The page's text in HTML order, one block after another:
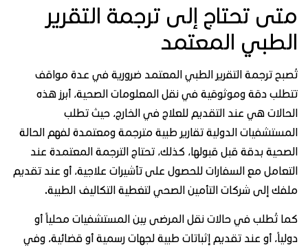
تحتاج إلى ترجمة التقرير
المعتمد
ترجمة التقرير الطبي المعتمد ضرورية في عدة مواقف
دقة وموثوقية في نقل المعلومات الصحية، أبرز هذه
هي عند التقديم للعلاج في الخارج، حيث تطلب
الدولية تقارير طبية مترجمة ومعتمدة لفهم الحالة
بدقة قبل قبولها، كذلك، تحتاج الترجمة المعتمدة عند
مع السفارات للحصول على تأشيرات علاجية، أو عند تقديم
إلى شركات التأمين الصحي لتغطية التكاليف الطبية.
تُطلب في حالات نقل المرضى بين المستشفيات محلياً أو
أو عند تقديم إثباتات طبية لجهات رسمية أو قضائية، وفي